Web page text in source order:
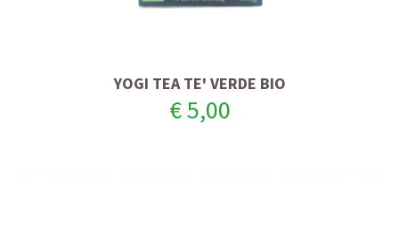
YOGI TEA TE' VERDE BIO
€ 5,00